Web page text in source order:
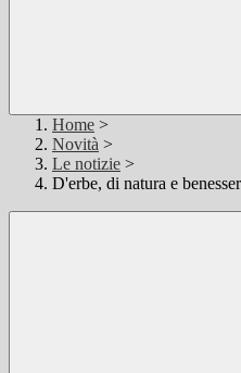
Home >
Novità >
Le notizie >
D'erbe, di natura e